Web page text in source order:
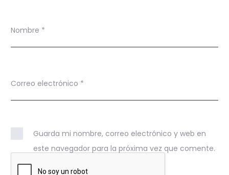
Nombre *
Correo electrónico *
Guarda mi nombre, correo electrónico y web en
este navegador para la próxima vez que comente.